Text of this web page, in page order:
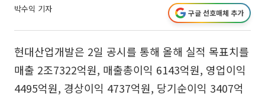
박수익 기자 구글 선호매체 추가
현대산업개발은 2일 공시를 통해 올해 실적 목표치를
매출 2조7322억원, 매출총이익 6143억원, 영업이익
4495억원, 경상이익 4737억원, 당기순이익 3407억